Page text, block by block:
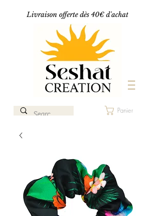
Livraison offerte dès 40€ d'achat
Panier